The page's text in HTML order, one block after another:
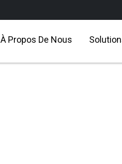
À Propos De Nous